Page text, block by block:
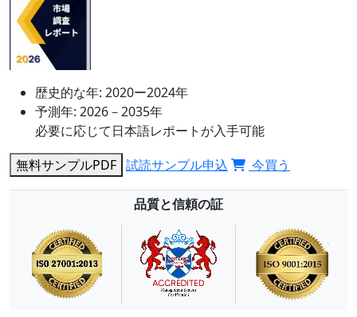
歴史的な年: 2020ー2024年
予測年: 2026－2035年
必要に応じて日本語レポートが入手可能
無料サンプルPDF 試読サンプル申込 今買う
品質と信頼の証